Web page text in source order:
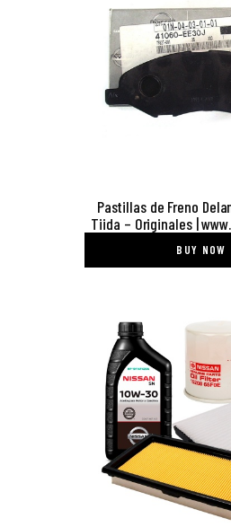
Pastillas de Freno
Tiida – Originales |
BUY NOW